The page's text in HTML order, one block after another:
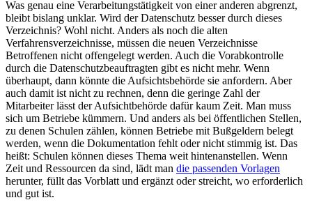
Was genau eine Verarbeitungstätigkeit von einer anderen abgrenzt,
bleibt bislang unklar. Wird der Datenschutz besser durch dieses
Verzeichnis? Wohl nicht. Anders als noch die alten
Verfahrensverzeichnisse, müssen die neuen Verzeichnisse
Betroffenen nicht offengelegt werden. Auch die Vorabkontrolle
durch die Datenschutzbeauftragten gibt es nicht mehr. Wenn
überhaupt, dann könnte die Aufsichtsbehörde sie anfordern. Aber
auch damit ist nicht zu rechnen, denn die geringe Zahl der
Mitarbeiter lässt der Aufsichtbehörde dafür kaum Zeit. Man muss
sich um Betriebe kümmern. Und anders als bei öffentlichen Stellen,
zu denen Schulen zählen, können Betriebe mit Bußgeldern belegt
werden, wenn die Dokumentation fehlt oder nicht stimmig ist. Das
heißt: Schulen können dieses Thema weit hintenanstellen. Wenn
Zeit und Ressourcen da sind, lädt man die passenden Vorlagen
herunter, füllt das Vorblatt und ergänzt oder streicht, wo erforderlich
und gut ist.